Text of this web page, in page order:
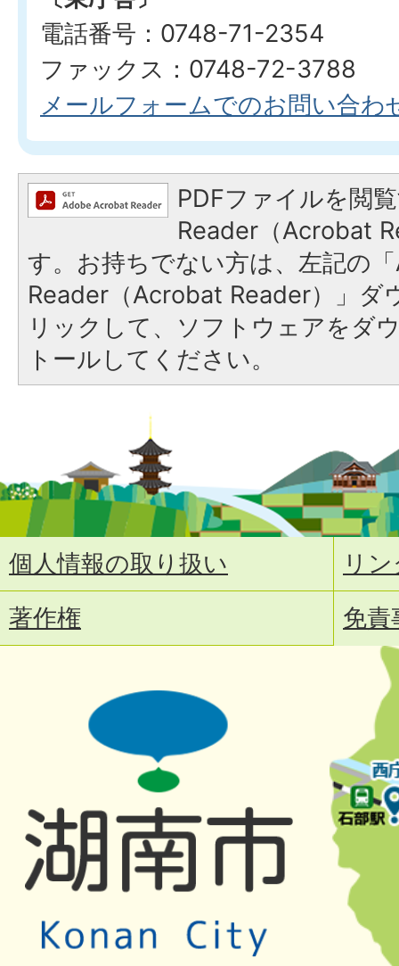
電話番号：0748-71-2354
ファックス：0748-72-3788
メールフォームでのお問い合わ
PDFファイルを閲
Reader（Acrobat
す。お持ちでない方は、左記の
Reader（Acrobat Reader）」ダ
リックして、ソフトウェアをダ
トールしてください。
個人情報の取り扱い
リ
著作権
免責